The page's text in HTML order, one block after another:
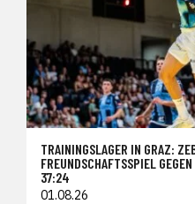
TRAININGSLAGER IN GRAZ:
FREUNDSCHAFTSSPIEL
37:24
01.08.26